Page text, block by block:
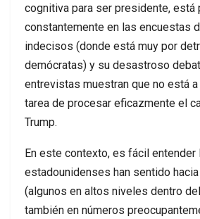
cognitiva para ser presidente, está
constantemente en las encuestas
indecisos (donde está muy por
demócratas) y su desastroso
entrevistas muestran que no está
tarea de procesar eficazmente el
Trump.
En este contexto, es fácil entender
estadounidenses han sentido
(algunos en altos niveles dentro
también en números